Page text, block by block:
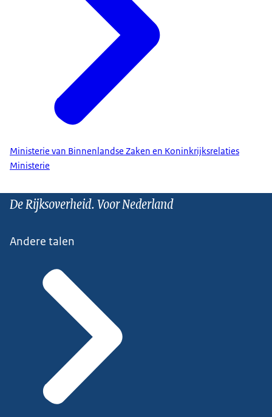
Ministerie van Binnenlandse Zaken en Koninkrijksrelaties
Ministerie
De Rijksoverheid. Voor Nederland
Andere talen